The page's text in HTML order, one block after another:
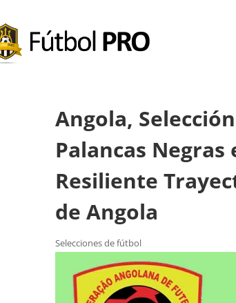
Angola,
Palancas Negras
Resiliente
de Angola
Selecciones de fútbol